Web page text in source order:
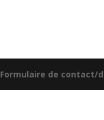
Formulaire de contact/